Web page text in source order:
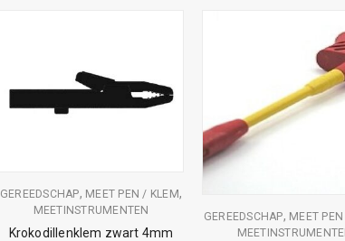
GEREEDSCHAP, MEET PEN / KLEM,
MEETINSTRUMENTEN
Krokodillenklem zwart 4mm
GEREEDSCHAP, MEET